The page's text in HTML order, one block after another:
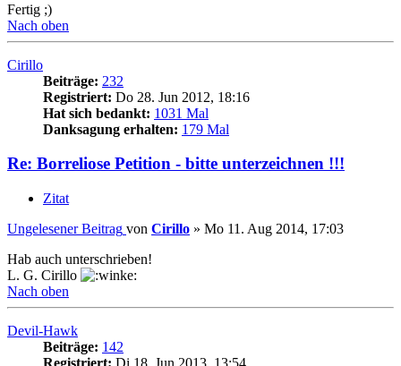
Fertig ;)
Nach oben
Cirillo
Beiträge: 232
Registriert: Do 28. Jun 2012, 18:16
Hat sich bedankt: 1031 Mal
Danksagung erhalten: 179 Mal
Re: Borreliose Petition - bitte unterzeichnen !!!
Zitat
Ungelesener Beitrag von Cirillo » Mo 11. Aug 2014, 17:03
Hab auch unterschrieben!
L. G. Cirillo
Nach oben
Devil-Hawk
Beiträge: 142